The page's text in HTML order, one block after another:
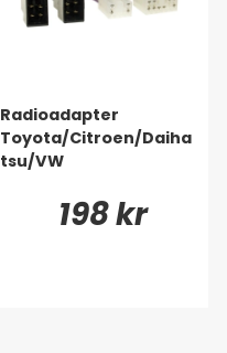
Radioadapter
Toyota/Citroen/Daiha
tsu/VW
198 kr